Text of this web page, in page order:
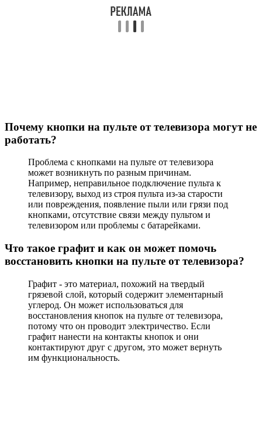
Почему кнопки на пульте от телевизора могут не
работать?
Проблема с кнопками на пульте от телевизора
может возникнуть по разным причинам.
Например, неправильное подключение пульта к
телевизору, выход из строя пульта из-за старости
или повреждения, появление пыли или грязи под
кнопками, отсутствие связи между пультом и
телевизором или проблемы с батарейками.
Что такое графит и как он может помочь
восстановить кнопки на пульте от телевизора?
Графит - это материал, похожий на твердый
грязевой слой, который содержит элементарный
углерод. Он может использоваться для
восстановления кнопок на пульте от телевизора,
потому что он проводит электричество. Если
графит нанести на контакты кнопок и они
контактируют друг с другом, это может вернуть
им функциональность.